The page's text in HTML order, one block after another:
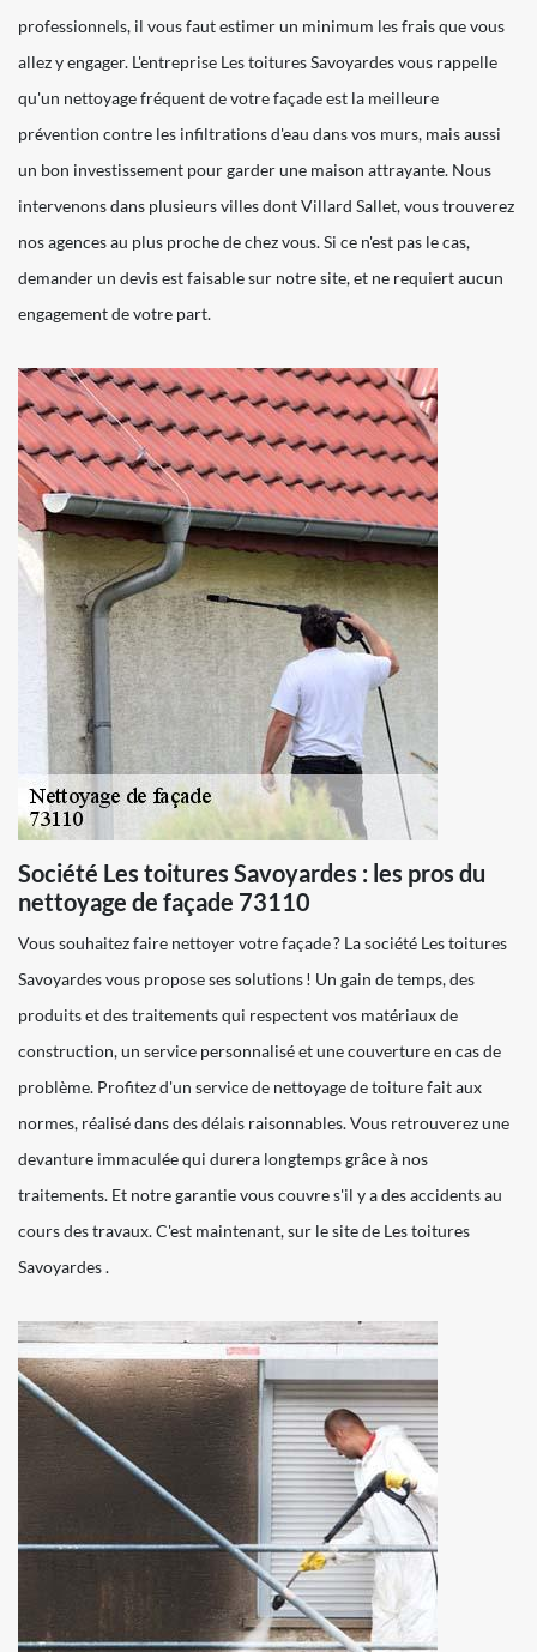
professionnels, il vous faut estimer un minimum les frais que vous
allez y engager. L'entreprise Les toitures Savoyardes vous rappelle
qu'un nettoyage fréquent de votre façade est la meilleure
prévention contre les infiltrations d'eau dans vos murs, mais aussi
un bon investissement pour garder une maison attrayante. Nous
intervenons dans plusieurs villes dont Villard Sallet, vous trouverez
nos agences au plus proche de chez vous. Si ce n'est pas le cas,
demander un devis est faisable sur notre site, et ne requiert aucun
engagement de votre part.
Société Les toitures Savoyardes : les pros du
nettoyage de façade 73110
Vous souhaitez faire nettoyer votre façade ? La société Les toitures
Savoyardes vous propose ses solutions ! Un gain de temps, des
produits et des traitements qui respectent vos matériaux de
construction, un service personnalisé et une couverture en cas de
problème. Profitez d'un service de nettoyage de toiture fait aux
normes, réalisé dans des délais raisonnables. Vous retrouverez une
devanture immaculée qui durera longtemps grâce à nos
traitements. Et notre garantie vous couvre s'il y a des accidents au
cours des travaux. C'est maintenant, sur le site de Les toitures
Savoyardes .